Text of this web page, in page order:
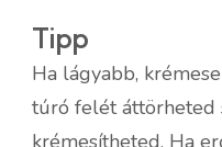
Tipp
Ha lágyabb,
túró felét áttörheted
krémesítheted. Ha